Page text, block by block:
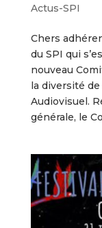
Actus-SPI
Chers
du SPI qui
nouveau
la diversité
Audiovisuel.
générale, le